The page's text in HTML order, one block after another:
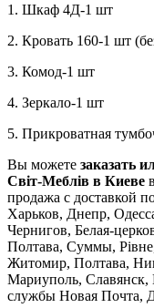
1. Шкаф 4Д-1 шт
2. Кровать 160-1 шт
3. Комод-1 шт
4. Зеркало-1 шт
5. Прикроватная
Вы можете заказать
Світ-Меблів в Киеве
продажа с доставкой
Харьков, Днепр,
Чернигов, Белая-
Полтава, Суммы,
Житомир, Полтава,
Мариуполь, Славянск,
службы Новая Почта,